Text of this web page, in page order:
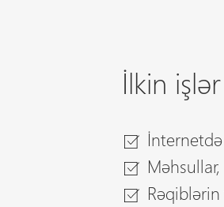
İlkin işlər
İnternetdə